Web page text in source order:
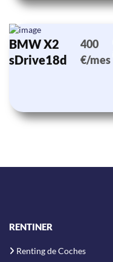
BMW X2
sDrive18d
400
€/mes
RENTINER
Renting de Coches